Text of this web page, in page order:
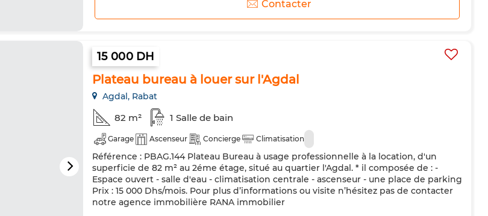
Contacter
15 000 DH
Plateau bureau à louer sur l'Agdal
Agdal, Rabat
82 m² 1 Salle de bain
Garage Ascenseur Concierge Climatisation
Référence : PBAG.144 Plateau Bureau à usage professionnelle à la location, d'un
superficie de 82 m² au 2éme étage, situé au quartier l'Agdal. * il composée de : -
Espace ouvert - salle d'eau - climatisation centrale - ascenseur - une place de parking
Prix : 15 000 Dhs/mois. Pour plus d’informations ou visite n’hésitez pas de contacter
notre agence immobilière RANA immobilier